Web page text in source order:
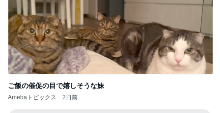
ご飯の催促の目で嬉しそうな妹
Amebaトピックス 2日前